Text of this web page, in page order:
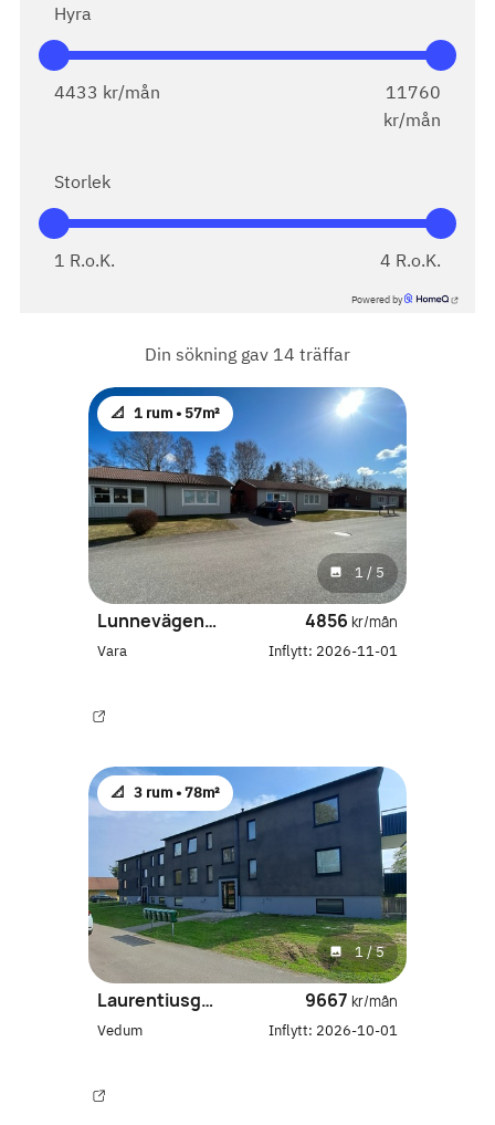
Hyra
4433 kr/mån
11760
kr/mån
Storlek
1 R.o.K. 4 R.o.K.
Powered by
Din sökning gav 14 träffar
📐 1 rum • 57m²
1/ 5
Lunnevägen 7 4856 kr/mån
Vara
Inflytt: 2026-11-01
📐 3 rum •78m²
1/5
Laurentiusgatan 7B 9667 kr/mån
Vedum
Inflytt: 2026-10-01